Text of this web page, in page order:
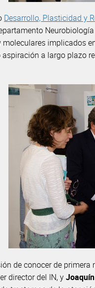
Desarrollo, Plasticidad y
implicados
a largo plazo
de conocer de primera
director del IN, y